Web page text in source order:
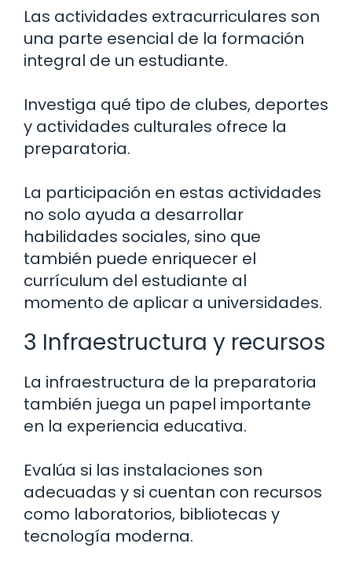
Las actividades extracurriculares son
una parte esencial de la formación
integral de un estudiante.
Investiga qué tipo de clubes, deportes
y actividades culturales ofrece la
preparatoria.
La participación en estas actividades
no solo ayuda a desarrollar
habilidades sociales, sino que
también puede enriquecer el
currículum del estudiante al
momento de aplicar a universidades.
3 Infraestructura y recursos
La infraestructura de la preparatoria
también juega un papel importante
en la experiencia educativa.
Evalúa si las instalaciones son
adecuadas y si cuentan con recursos
como laboratorios, bibliotecas y
tecnología moderna.